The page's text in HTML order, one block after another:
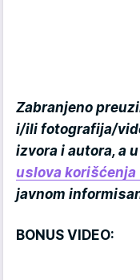
Zabranjeno
i/ili fotografija/
izvora i autora, a
uslova korišćenja
javnom
BONUS VIDEO: